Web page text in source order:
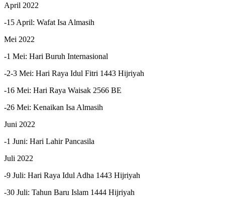
April 2022
-15 April: Wafat Isa Almasih
Mei 2022
-1 Mei: Hari Buruh Internasional
-2-3 Mei: Hari Raya Idul Fitri 1443 Hijriyah
-16 Mei: Hari Raya Waisak 2566 BE
-26 Mei: Kenaikan Isa Almasih
Juni 2022
-1 Juni: Hari Lahir Pancasila
Juli 2022
-9 Juli: Hari Raya Idul Adha 1443 Hijriyah
-30 Juli: Tahun Baru Islam 1444 Hijriyah